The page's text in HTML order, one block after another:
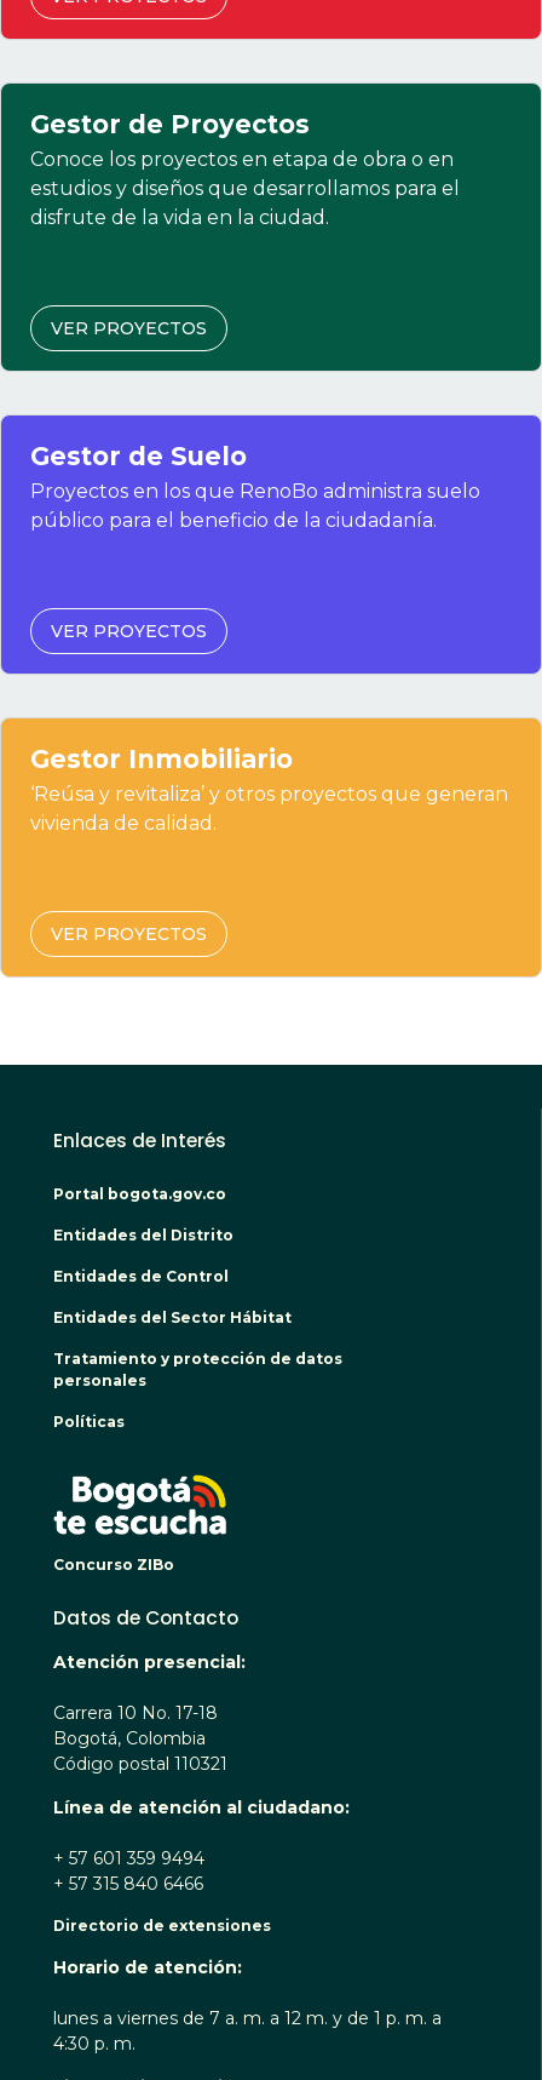
Gestor de Proyectos
Conoce los proyectos en etapa de obra o en
estudios y diseños que desarrollamos para el
disfrute de la vida en la ciudad.
VER PROYECTOS
Gestor de Suelo
Proyectos en los que RenoBo administra suelo
público para el beneficio de la ciudadanía.
VER PROYECTOS
Gestor Inmobiliario
‘Reúsa y revitaliza’ y otros proyectos que generan
vivienda de calidad.
VER PROYECTOS
Enlaces de Interés
Portal bogota.gov.co
Entidades del Distrito
Entidades de Control
Entidades del Sector Hábitat
Tratamiento y protección de datos
personales
Políticas
Concurso ZIBo
Datos de Contacto
Atención presencial:
Carrera 10 No. 17-18
Bogotá, Colombia
Código postal 110321
Línea de atención al ciudadano:
+ 57 601 359 9494
+ 57 315 840 6466
Directorio de extensiones
Horario de atención:
lunes a viernes de 7 a. m. a 12 m. y de 1 p. m. a
4:30 p. m.